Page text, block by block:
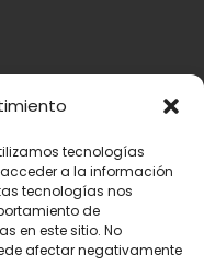
tecnologías
a la información
tecnologías nos
de
en este sitio. No
afectar negativamente